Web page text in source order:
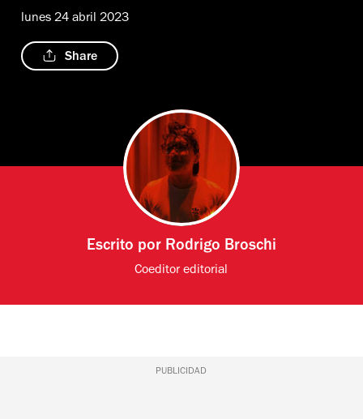
lunes 24 abril 2023
Share
Escrito por Rodrigo Broschi
Coeditor editorial
PUBLICIDAD